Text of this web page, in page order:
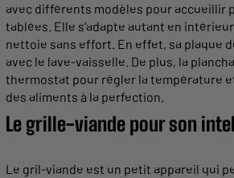
avec différents modèles pour accueillir
tablées. Elle s’adapte autant en
nettoie sans effort. En effet, sa plaque
avec le lave-vaisselle. De plus, la plancha
thermostat pour régler la température
des aliments à la perfection.
Legrille-viande pour son
Le gril-viande est un petit appareil qui